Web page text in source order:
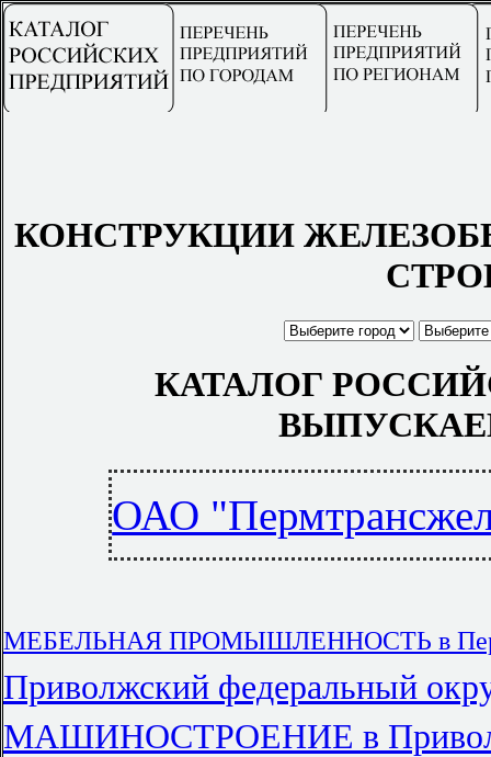
КОНСТРУКЦИИ
КАТАЛОГ
ОАО
МЕБЕЛЬНАЯ ПРОМЫШЛЕННОСТЬ в
Приволжский федеральный
МАШИНОСТРОЕНИЕ в